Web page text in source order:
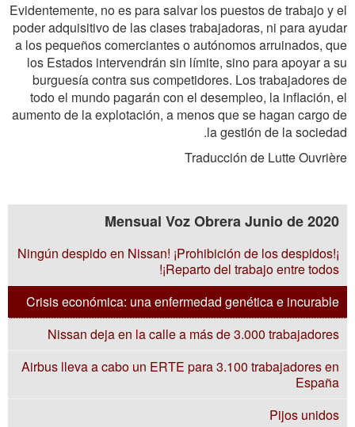
Evidentemente, no es para salvar los puestos de trabajo y el
poder adquisitivo de las clases trabajadoras, ni para ayudar
a los pequeños comerciantes o autónomos arruinados, que
los Estados intervendrán sin límite, sino para apoyar a su
burguesía contra sus competidores. Los trabajadores de
todo el mundo pagarán con el desempleo, la inflación, el
aumento de la explotación, a menos que se hagan cargo de
la gestión de la sociedad.
Traducción de Lutte Ouvrière
Mensual Voz Obrera Junio de 2020
¡Ningún despido en Nissan! ¡Prohibición de los despidos!
¡Reparto del trabajo entre todos!
Crisis económica: una enfermedad genética e incurable
Nissan deja en la calle a más de 3.000 trabajadores
Airbus lleva a cabo un ERTE para 3.100 trabajadores en
España
Pijos unidos